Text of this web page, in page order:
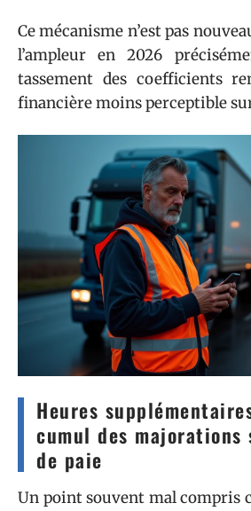
Ce mécanisme n’est pas
l’ampleur en 2026
tassement des coefficients
financière moins perceptible
Heures
cumul des
de paie
Un point souvent mal compris